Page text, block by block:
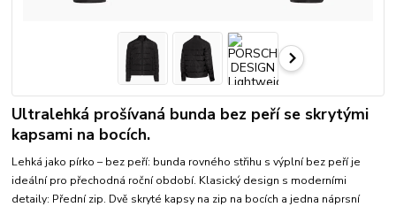
Ultralehká prošívaná bunda bez peří se skrytými
kapsami na bocích.
Lehká jako pírko – bez peří: bunda rovného střihu s výplní bez peří je
ideální pro přechodná roční období. Klasický design s moderními
detaily: Přední zip. Dvě skryté kapsy na zip na bocích a jedna náprsní